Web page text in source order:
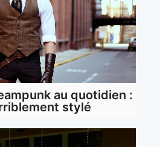
au quotidien :
stylé